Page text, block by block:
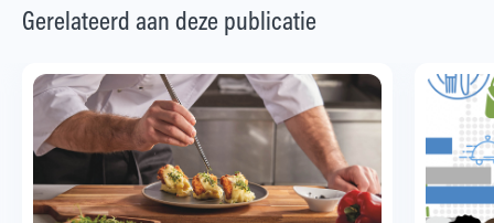
Gerelateerd aan deze publicatie